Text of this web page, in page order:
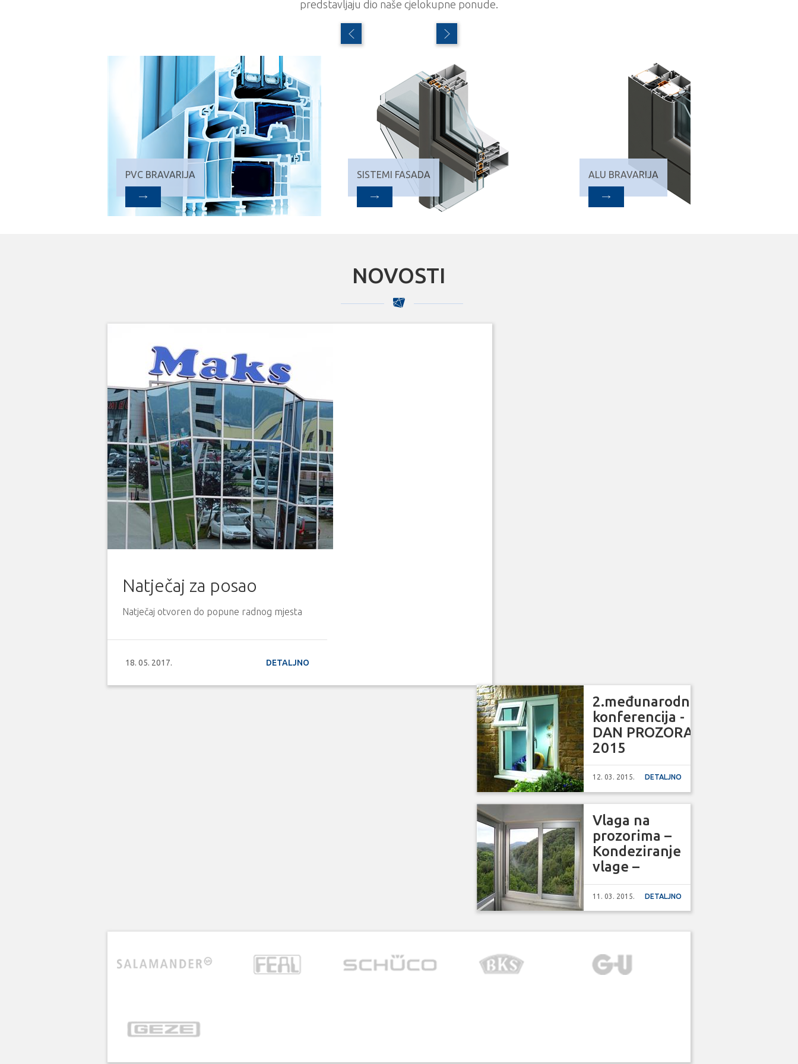
predstavljaju dio naše cjelokupne ponude.
PVC BRAVARIJA SISTEMI FASADA ALU BRAVARIJA
NOVOSTI
Natječaj za posao
Natječaj otvoren do popune radnog mjesta
18. 05. 2017. DETALJNO
2.međunarodna
konferencija -
DAN PROZORA
2015
12. 03. 2015. DETALJNO
Vlaga na
prozorima –
Kondeziranje
vlage –
Rošenje
stakla
11. 03. 2015. DETALJNO